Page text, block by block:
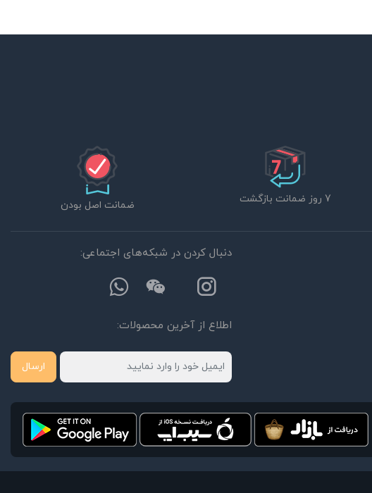
7 روز ضمانت بازگشت ضمانت اصل بودن
دنبال کردن در شبکه‌های اجتماعی:
اطلاع از آخرین محصولات:
ارسال